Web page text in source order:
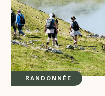
RANDONNÉE